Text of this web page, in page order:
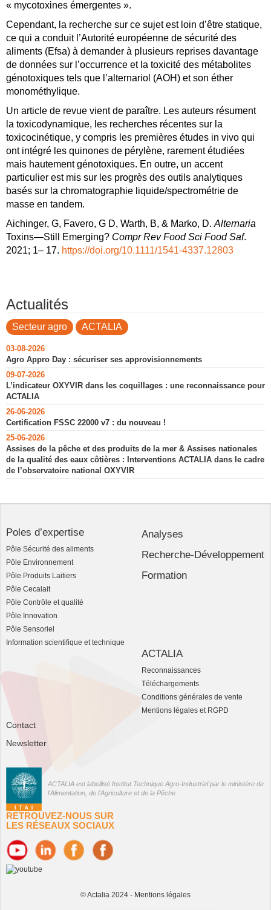
« mycotoxines émergentes ».
Cependant, la recherche sur ce sujet est loin d’être statique,
ce qui a conduit l’Autorité européenne de sécurité des
aliments (Efsa) à demander à plusieurs reprises davantage
de données sur l’occurrence et la toxicité des métabolites
génotoxiques tels que l’alternariol (AOH) et son éther
monométhylique.
Un article de revue vient de paraître. Les auteurs résument
la toxicodynamique, les recherches récentes sur la
toxicocinétique, y compris les premières études in vivo qui
ont intégré les quinones de pérylène, rarement étudiées
mais hautement génotoxiques. En outre, un accent
particulier est mis sur les progrès des outils analytiques
basés sur la chromatographie liquide/spectrométrie de
masse en tandem.
Aichinger, G, Favero, G D, Warth, B, & Marko, D. Alternaria
Toxins—Still Emerging? Compr Rev Food Sci Food Saf.
2021; 1– 17. https://doi.org/10.1111/1541-4337.12803
Actualités
Secteur agro ACTALIA
03-08-2026
Agro Appro Day : sécuriser ses approvisionnements
09-07-2026
L’indicateur OXYVIR dans les coquillages : une reconnaissance pour
ACTALIA
26-06-2026
Certification FSSC 22000 v7 : du nouveau !
25-06-2026
Assises de la pêche et des produits de la mer & Assises nationales
de la qualité des eaux côtières : Interventions ACTALIA dans le cadre
de l’observatoire national OXYVIR
Poles d’expertise
Pôle Sécurité des aliments
Pôle Environnement
Pôle Produits Laitiers
Pôle Cecalait
Pôle Contrôle et qualité
Pôle Innovation
Pôle Sensoriel
Information scientifique et technique
Analyses
Recherche-Développement
Formation
ACTALIA
Reconnaissances
Téléchargements
Conditions générales de vente
Mentions légales et RGPD
Contact
Newsletter
ACTALIA est labellisé Institut Technique Agro-Industriel par le ministère de
l'Alimentation, de l'Agriculture et de la Pêche
RETROUVEZ-NOUS SUR
LES RÉSEAUX SOCIAUX
© Actalia 2024 - Mentions légales